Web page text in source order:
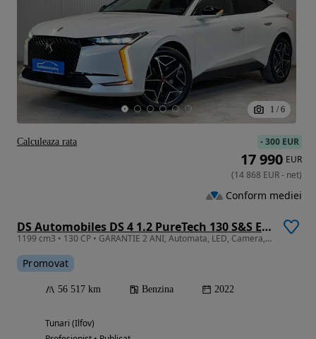
1 / 6
DS Automobiles DS 4 1.2 PureTech 130 S&S EAT8 PERFORMANCE LINE +
1199 cm3 • 130 CP • GARANTIE 2 ANI, Automata, LED, Camera, Piele, HUD, Navi
Promovat
56 517 km Benzina 2022
Tunari (Ilfov)
-300 EUR
17 990 EUR
(14 868 EUR- net)
Conform mediei
Calculeaza rata